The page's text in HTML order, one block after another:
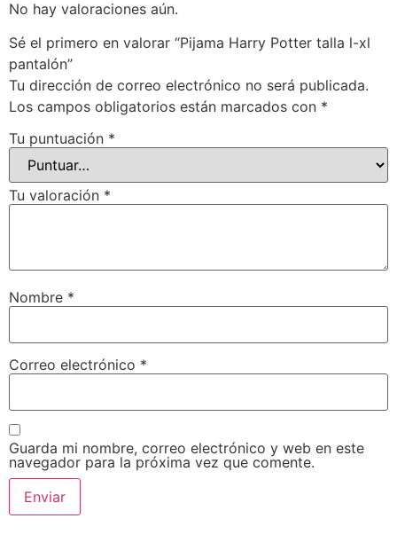
No hay valoraciones aún.
Sé el primero en valorar “Pijama Harry Potter talla l-xl
pantalón”
Tu dirección de correo electrónico no será publicada.
Los campos obligatorios están marcados con *
Tu puntuación *
Tu valoración *
Nombre *
Correo electrónico *
Guarda mi nombre, correo electrónico y web en este
navegador para la próxima vez que comente.